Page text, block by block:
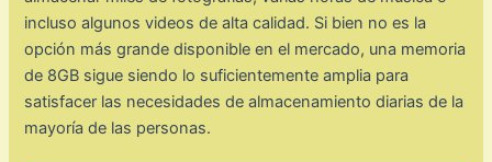
incluso algunos videos de alta calidad. Si bien no es la
opción más grande disponible en el mercado, una memoria
de 8GB sigue siendo lo suficientemente amplia para
satisfacer las necesidades de almacenamiento diarias de la
mayoría de las personas.